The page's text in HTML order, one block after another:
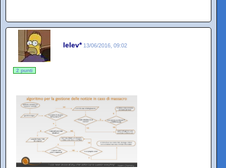
lelev* 13/06/2016, 09:02
2 punti